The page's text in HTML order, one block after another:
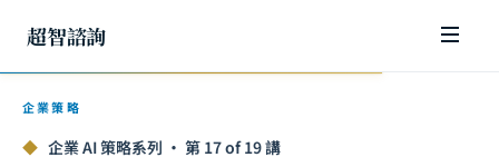
超智諮詢
企業策略
◆ 企業 AI 策略系列 · 第 17 of 19 講